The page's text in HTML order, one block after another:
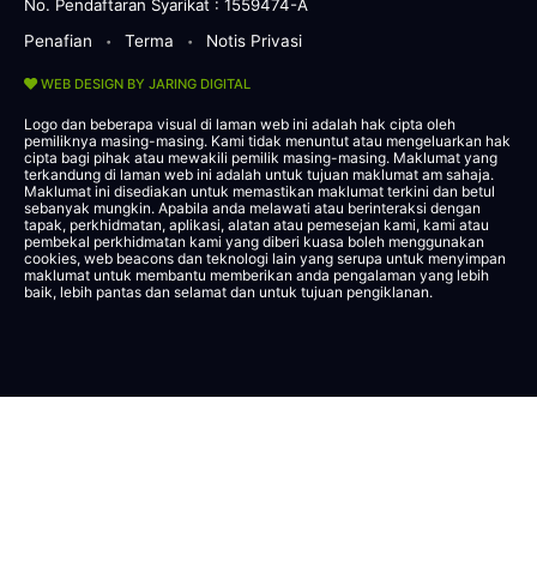
No. Pendaftaran Syarikat : 1559474-A
Penafian
• Terma • Notis Privasi
WEB DESIGN BY JARING DIGITAL
Logo dan beberapa visual di laman web ini adalah hak cipta oleh
pemiliknya masing-masing. Kami tidak menuntut atau mengeluarkan hak
cipta bagi pihak atau mewakili pemilik masing-masing. Maklumat yang
terkandung di laman web ini adalah untuk tujuan maklumat am sahaja.
Maklumat ini disediakan untuk memastikan maklumat terkini dan betul
sebanyak mungkin. Apabila anda melawati atau berinteraksi dengan
tapak, perkhidmatan, aplikasi, alatan atau pemesejan kami, kami atau
pembekal perkhidmatan kami yang diberi kuasa boleh menggunakan
cookies, web beacons dan teknologi lain yang serupa untuk menyimpan
maklumat untuk membantu memberikan anda pengalaman yang lebih
baik, lebih pantas dan selamat dan untuk tujuan pengiklanan.